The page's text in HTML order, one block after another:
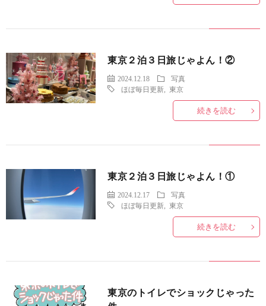
東京２泊３日旅じゃよん！②
2024.12.18
写真
ほぼ毎日更新 ,東京
続きを読む
東京２泊３日旅じゃよん！①
2024.12.17
写真
ほぼ毎日更新 ,東京
続きを読む
東京のトイレでショックじゃった